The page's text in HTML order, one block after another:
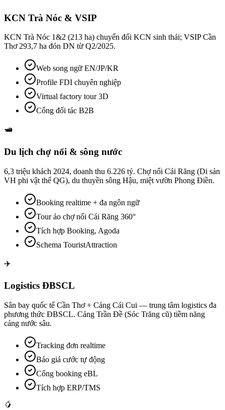
KCN Trà Nóc & VSIP
KCN Trà Nóc 1&2 (213 ha) chuyển đổi KCN sinh thái; VSIP Cần
Thơ 293,7 ha đón DN từ Q2/2025.
Web song ngữ EN/JP/KR
Profile FDI chuyên nghiệp
Virtual factory tour 3D
Cổng đối tác B2B
🛥️
Du lịch chợ nổi & sông nước
6,3 triệu khách 2024, doanh thu 6.226 tỷ. Chợ nổi Cái Răng (Di sản
VH phi vật thể QG), du thuyền sông Hậu, miệt vườn Phong Điền.
Booking realtime + đa ngôn ngữ
Tour ảo chợ nổi Cái Răng 360°
Tích hợp Booking, Agoda
Schema TouristAttraction
✈️
Logistics ĐBSCL
Sân bay quốc tế Cần Thơ + Cảng Cái Cui — trung tâm logistics đa
phương thức ĐBSCL. Cảng Trần Đề (Sóc Trăng cũ) tiềm năng
cảng nước sâu.
Tracking đơn realtime
Báo giá cước tự động
Cổng booking eBL
Tích hợp ERP/TMS
🥭